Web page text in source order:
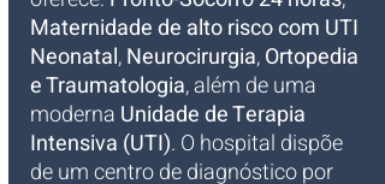
Maternidade de alto risco com UTI
Neonatal, Neurocirurgia, Ortopedia
e Traumatologia, além de uma
moderna Unidade de Terapia
Intensiva (UTI). O hospital dispõe
de um centro de diagnóstico por